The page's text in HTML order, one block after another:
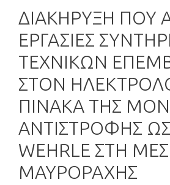
ΔΙΑΚΗΡΥΞΗ ΠΟΥ
ΕΡΓΑΣΙΕΣ
ΤΕΧΝΙΚΩΝ
ΣΤΟΝ
ΠΙΝΑΚΑ ΤΗΣ
ΑΝΤΙΣΤΡΟΦΗΣ
WEHRLE ΣΤΗ ΜΕΣ
ΜΑΥΡΟΡΑΧΗΣ